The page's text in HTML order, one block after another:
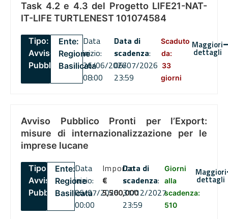
Task 4.2 e 4.3 del Progetto LIFE21-NAT-
IT-LIFE TURTLENEST 101074584
Tipo:
Avviso
Pubblico
Ente:
Regione
Basilicata
Data
inizio:
26/06/2026
08:00
Data di
scadenza:
06/07/2026
23:59
Scaduto
da:
33
giorni
Maggiori
dettagli
Avviso Pubblico Pronti per l’Export:
misure di internazionalizzazione per le
imprese lucane
Tipo:
Avviso
Pubblico
Ente:
Regione
Basilicata
Data
inizio:
06/07/2026
00:00
Importo
€
5,500,000
Data di
scadenza:
31/12/2027
23:59
Giorni
alla
scadenza:
510
Maggiori
dettagli